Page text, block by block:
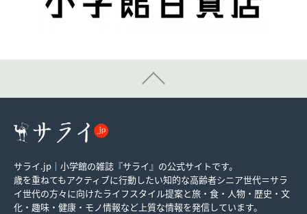
サライ.jp｜小学館の雑誌『サライ』の公式サイトです。
歳を重ねてもアクティブに行動したい知的な高齢者シニア世代＝サラ
イ世代の方々に向けたライフスタイル提案と旅・食・人物・歴史・文
化・趣味・健康・モノ情報など上質な情報を発信しています。